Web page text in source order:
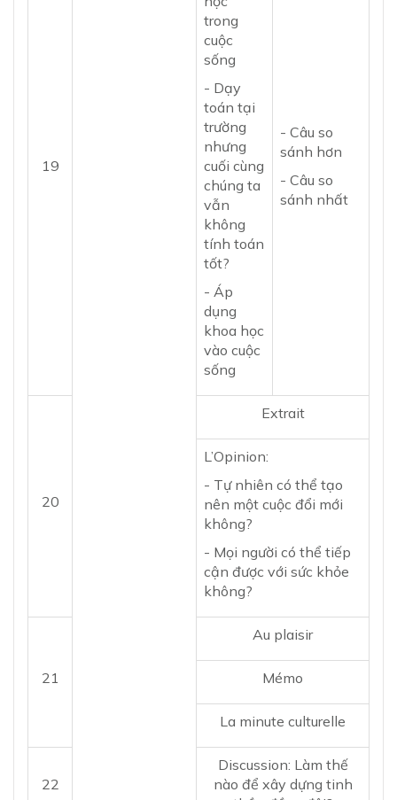
19
trong
cuộc
sống
- Dạy
toán tại
trường
nhưng
cuối cùng
chúng ta
vẫn
không
tính toán
tốt?
- Áp
dụng
khoa học
vào cuộc
sống
- Câu so
sánh hơn
- Câu so
sánh nhất
20
Extrait
L’Opinion:
- Tự nhiên có thể tạo
nên một cuộc đổi mới
không?
- Mọi người có thể tiếp
cận được với sức khỏe
không?
21
Au plaisir
Mémo
La minute culturelle
22
Discussion: Làm thế
nào để xây dựng tinh